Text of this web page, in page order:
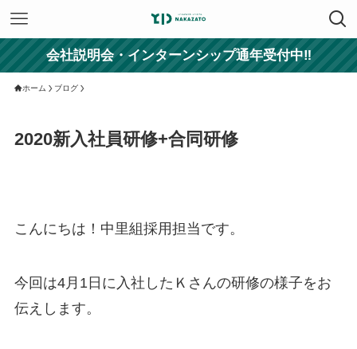
会社説明会・インターンシップ通年受付中‼
ホーム ブログ
2020新入社員研修+合同研修
こんにちは！中里組採用担当です。
今回は4月1日に入社したＫさんの研修の様子をお
伝えします。